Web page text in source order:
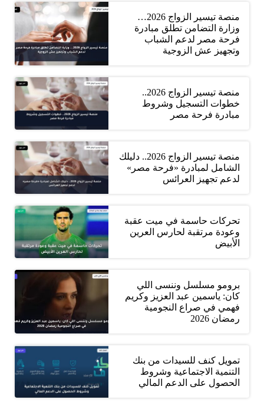
منصة تيسير الزواج 2026…
وزارة التضامن تطلق مبادرة
فرحة مصر لدعم الشباب
وتجهيز عش الزوجية
منصة تيسير الزواج 2026..
خطوات التسجيل وشروط
مبادرة فرحة مصر
منصة تيسير الزواج 2026.. دليلك
الشامل لمبادرة «فرحة مصر»
لدعم تجهيز العرائس
تحركات حاسمة في ميت عقبة
وعودة مرتقبة لحارس العرين
الأبيض
برومو مسلسل وننسى اللي
كان: ياسمين عبد العزيز وكريم
فهمي في صراع النجومية
رمضان 2026
تمويل كنف للسيدات من بنك
التنمية الاجتماعية وشروط
الحصول على الدعم المالي